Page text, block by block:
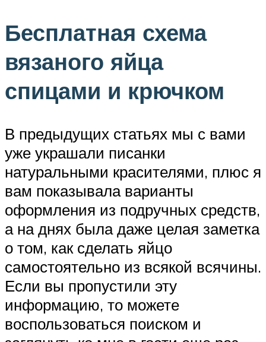
Бесплатная схема
вязаного яйца
спицами и крючком
В предыдущих статьях мы с вами
уже украшали писанки
натуральными красителями, плюс я
вам показывала варианты
оформления из подручных средств,
а на днях была даже целая заметка
о том, как сделать яйцо
самостоятельно из всякой всячины.
Если вы пропустили эту
информацию, то можете
воспользоваться поиском и